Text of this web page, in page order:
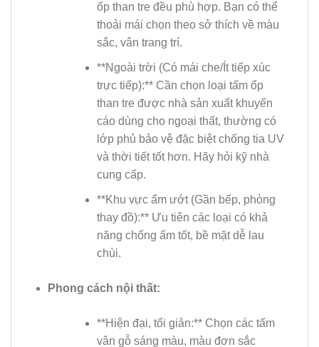
ốp than tre đều phù hợp. Bạn có thể
thoải mái chọn theo sở thích về màu
sắc, vân trang trí.
**Ngoài trời (Có mái che/Ít tiếp xúc
trực tiếp):** Cần chọn loại tấm ốp
than tre được nhà sản xuất khuyến
cáo dùng cho ngoại thất, thường có
lớp phủ bảo vệ đặc biệt chống tia UV
và thời tiết tốt hơn. Hãy hỏi kỹ nhà
cung cấp.
**Khu vực ẩm ướt (Gần bếp, phòng
thay đồ):** Ưu tiên các loại có khả
năng chống ẩm tốt, bề mặt dễ lau
chùi.
Phong cách nội thất:
**Hiện đại, tối giản:** Chọn các tấm
vân gỗ sáng màu, màu đơn sắc